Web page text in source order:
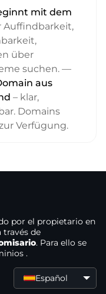
mit dem
Auffindbarkeit,
über
suchen. —
aus
– klar,
Domains
Verfügung.
por el propietario en
través de
. Para ello se
.
Español